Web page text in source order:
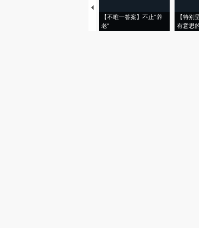
【不唯一答案】不止“养
老”
【特别
有意思